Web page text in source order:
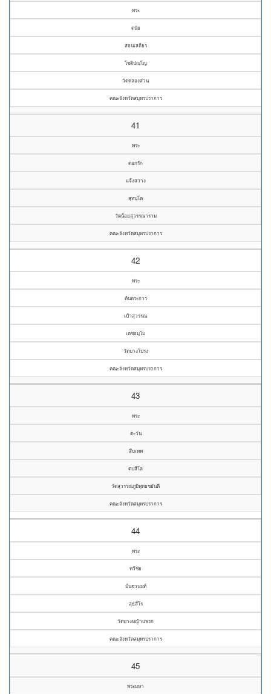
พระ
ดนัย
สอนเสถียร
โชติปญฺโญ
วัดคลองสวน
คณะจังหวัดสมุทรปราการ
41
พระ
ดอกรัก
แจ้งสว่าง
สุทนฺโต
วัดน้อยสุวรรณาราม
คณะจังหวัดสมุทรปราการ
42
พระ
ต้นตระการ
เป้าสุวรรณ
เตชธมฺโม
วัดบางโปรง
คณะจังหวัดสมุทรปราการ
43
พระ
ตะวัน
สืบเทพ
ตปสีโล
วัดสุวรรณภูมิพุทธชยันตี
คณะจังหวัดสมุทรปราการ
44
พระ
ทวีชัย
มั่นชวนนท์
สุธฺสีโร
วัดบางหญ้าแพรก
คณะจังหวัดสมุทรปราการ
45
พระมหา